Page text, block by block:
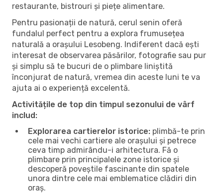
restaurante, bistrouri și piețe alimentare.
Pentru pasionații de natură, cerul senin oferă
fundalul perfect pentru a explora frumusețea
naturală a orașului Lesobeng. Indiferent dacă ești
interesat de observarea păsărilor, fotografie sau pur
și simplu să te bucuri de o plimbare liniștită
înconjurat de natură, vremea din aceste luni te va
ajuta ai o experiență excelentă.
Activitățile de top din timpul sezonului de vârf
includ:
Explorarea cartierelor istorice: plimbă-te prin
cele mai vechi cartiere ale orașului și petrece
ceva timp admirându-i arhitectura. Fă o
plimbare prin principalele zone istorice și
descoperă poveștile fascinante din spatele
unora dintre cele mai emblematice clădiri din
oraș.